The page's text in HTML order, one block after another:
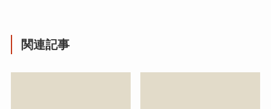
関連記事